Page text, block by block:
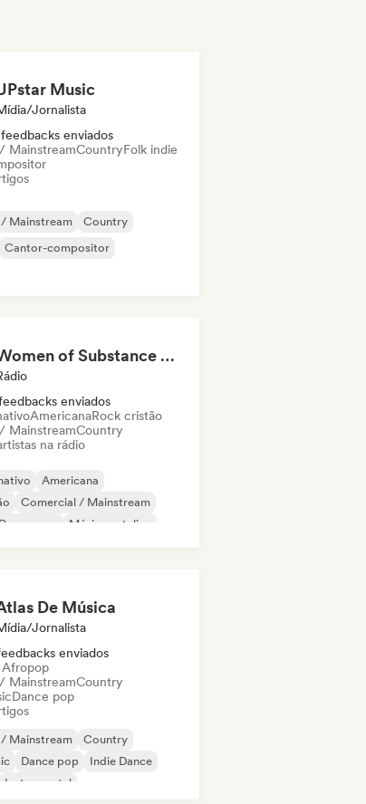
Music
Jornalista
enviados
MainstreamCountryFolk indie
Mainstream
Country
Cantor-compositor
Women of Substance Radio Podcast (human Female recording or performing artists or female-fronted bands)
enviados
AmericanaRock cristão
MainstreamCountry
na rádio
Americana
Comercial / Mainstream
Dream pop
Música natalina
De Música
Jornalista
enviados
MainstreamCountry
Dance pop
Mainstream
Country
Dance pop
Indie Dance
Instrumental